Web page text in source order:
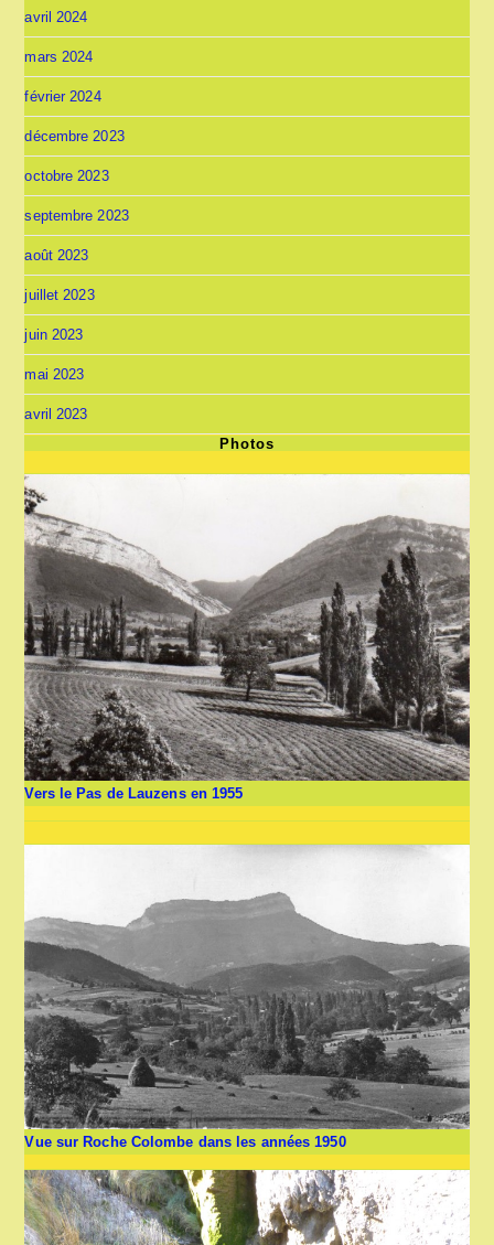
avril 2024
mars 2024
février 2024
décembre 2023
octobre 2023
septembre 2023
août 2023
juillet 2023
juin 2023
mai 2023
avril 2023
Photos
Vers le Pas de Lauzens en 1955
Vue sur Roche Colombe dans les années 1950